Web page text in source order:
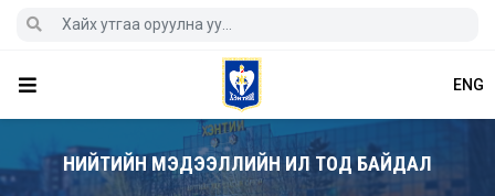
ENG
НИЙТИЙН МЭДЭЭЛЛИЙН ИЛ ТОД БАЙДАЛ